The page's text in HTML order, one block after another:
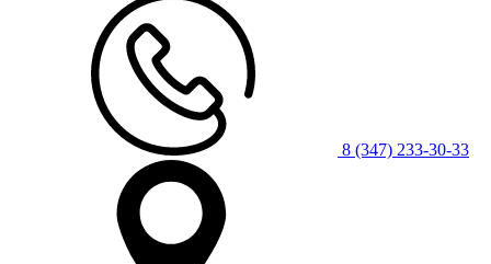
8 (347) 233-30-33